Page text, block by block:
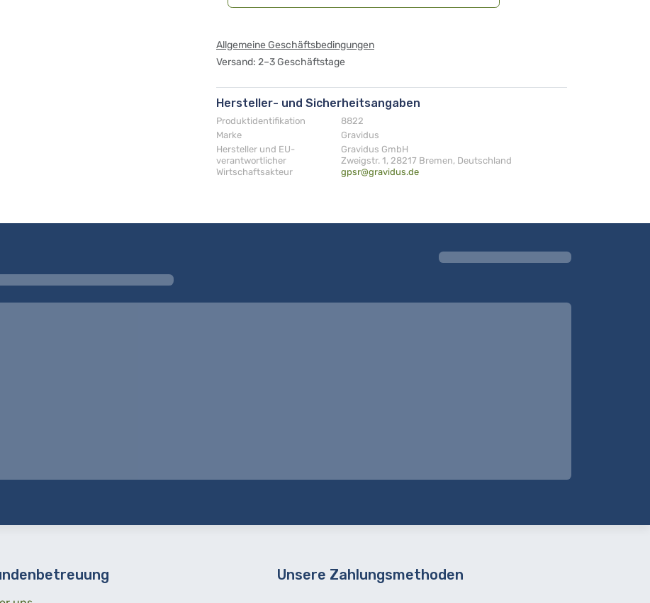
Allgemeine Geschäftsbedingungen
Versand: 2–3 Geschäftstage
Hersteller- und Sicherheitsangaben
Produktidentifikation
8822
Marke
Gravidus
Hersteller und EU-
verantwortlicher
Wirtschaftsakteur
Gravidus GmbH
Zweigstr. 1, 28217 Bremen, Deutschland
gpsr@gravidus.de
Unsere Zahlungsmethoden